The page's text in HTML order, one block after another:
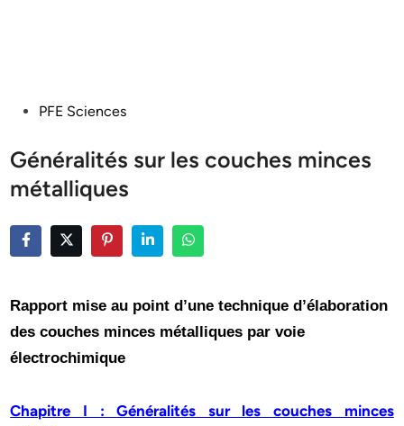
PostedPFE Sciences
Généralités sur les couches minces
métalliques
Rapport mise au point d’une technique d’élaboration
des couches minces métalliques par voie
électrochimique
Chapitre I : Généralités sur les couches minces